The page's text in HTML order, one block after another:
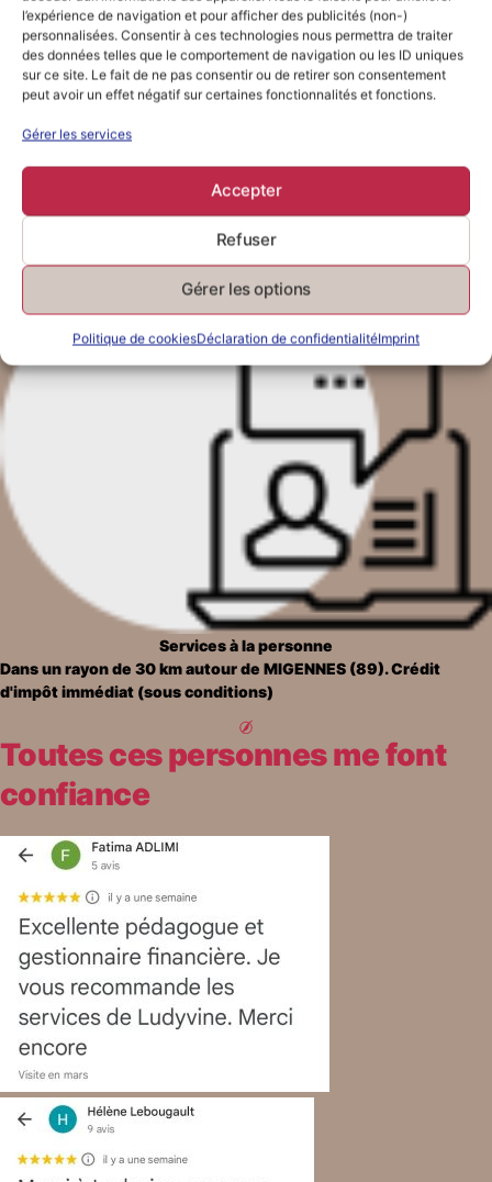
l’expérience de navigation et pour afficher des publicités (non-)
personnalisées. Consentir à ces technologies nous permettra de traiter
des données telles que le comportement de navigation ou les ID uniques
sur ce site. Le fait de ne pas consentir ou de retirer son consentement
peut avoir un effet négatif sur certaines fonctionnalités et fonctions.
Gérer les services
Accepter
Refuser
Gérer les options
Politique de cookiesDéclaration de confidentialitéImprint
Approches thématiques
Explorer ton rapport à l'argent sous différents angles :
astrologie, bien-être ...
Services à la personne
Dans un rayon de 30 km autour de MIGENNES (89). Crédit
d'impôt immédiat (sous conditions)
Toutes ces personnes me font
confiance